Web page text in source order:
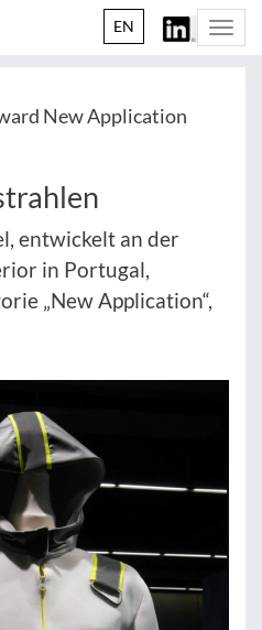
EN
New Application
entwickelt an der
in Portugal,
„New Application“,